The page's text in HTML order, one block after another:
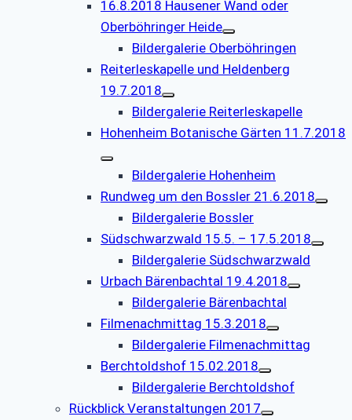
16.8.2018 Hausener Wand oder
Oberböhringer Heide
Bildergalerie Oberböhringen
Reiterleskapelle und Heldenberg
19.7.2018
Bildergalerie Reiterleskapelle
Hohenheim Botanische Gärten 11.7.2018
Bildergalerie Hohenheim
Rundweg um den Bossler 21.6.2018
Bildergalerie Bossler
Südschwarzwald 15.5. – 17.5.2018
Bildergalerie Südschwarzwald
Urbach Bärenbachtal 19.4.2018
Bildergalerie Bärenbachtal
Filmenachmittag 15.3.2018
Bildergalerie Filmenachmittag
Berchtoldshof 15.02.2018
Bildergalerie Berchtoldshof
Rückblick Veranstaltungen 2017